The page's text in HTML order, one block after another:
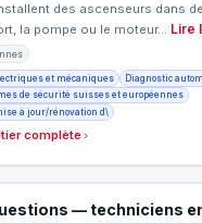
des ascenseurs dans
la pompe ou le moteur… Lire
et mécaniques
Diagnostic
de sécurité suisses et européennes
à jour/rénovation d\
complète
— techniciens